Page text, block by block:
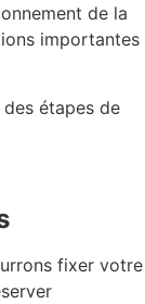
de la
importantes
étapes de
fixer votre